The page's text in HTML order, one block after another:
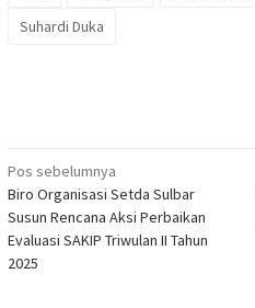
Suhardi Duka
Navigasi
pos
Pos sebelumnya
Biro Organisasi Setda Sulbar
Susun Rencana Aksi Perbaikan
Evaluasi SAKIP Triwulan II Tahun
2025